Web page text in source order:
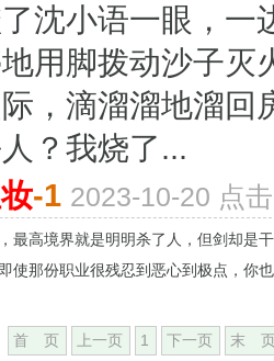
沈小语一眼，一
用脚拨动沙子灭
，滴溜溜地溜回
？我烧了...
-1 2023-10-20 点
最高境界就是明明杀了人，但剑却是
使那份职业很残忍到恶心到极点，你
首 页 上一页 1 下一页 末